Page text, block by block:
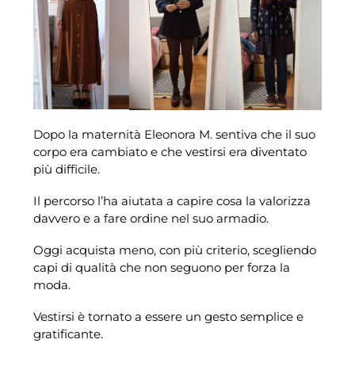
Dopo la maternità Eleonora M. sentiva che il suo
corpo era cambiato e che vestirsi era diventato
più difficile.
Il percorso l’ha aiutata a capire cosa la valorizza
davvero e a fare ordine nel suo armadio.
Oggi acquista meno, con più criterio, scegliendo
capi di qualità che non seguono per forza la
moda.
Vestirsi è tornato a essere un gesto semplice e
gratificante.